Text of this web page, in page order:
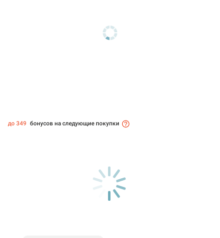
до 349 бонусов на следующие покупки